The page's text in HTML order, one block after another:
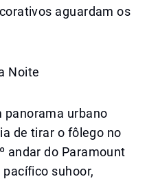
aguardam os
Noite
panorama urbano
de tirar o fôlego no
andar do Paramount
suhoor,